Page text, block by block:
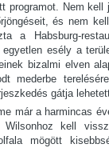
programot. Nem
és nem
a Habsburg-
esély a
bizalmi elven
mederbe
gátja
már a harmincas
kell
mögött